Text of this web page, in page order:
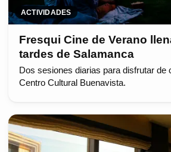
ACTIVIDADES
Fresqui Cine de Verano
tardes de Salamanca
Dos sesiones diarias para disfrutar de
Centro Cultural Buenavista.